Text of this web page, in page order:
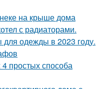
на крыше дома
с радиаторами.
одежды в 2023 году.
простых способа